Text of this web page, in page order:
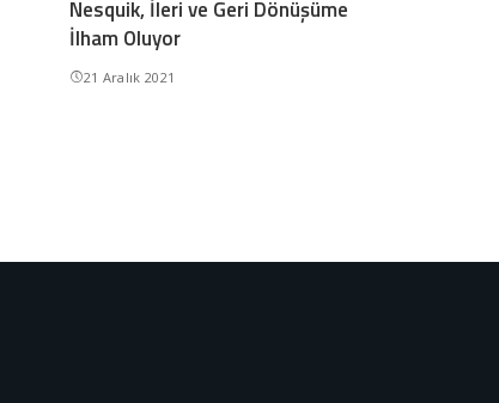
Nesquik, İleri ve Geri Dönüşüme
İlham Oluyor
21 Aralık 2021